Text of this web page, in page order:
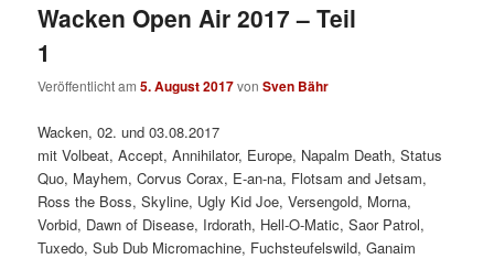
Wacken Open Air 2017 – Teil
1
Veröffentlicht am5. August 2017vonSven Bähr
Wacken, 02. und 03.08.2017
mit Volbeat, Accept, Annihilator, Europe, Napalm Death, Status
Quo, Mayhem, Corvus Corax, E-an-na, Flotsam and Jetsam,
Ross the Boss, Skyline, Ugly Kid Joe, Versengold, Morna,
Vorbid, Dawn of Disease, Irdorath, Hell-O-Matic, Saor Patrol,
Tuxedo, Sub Dub Micromachine, Fuchsteufelswild, Ganaim